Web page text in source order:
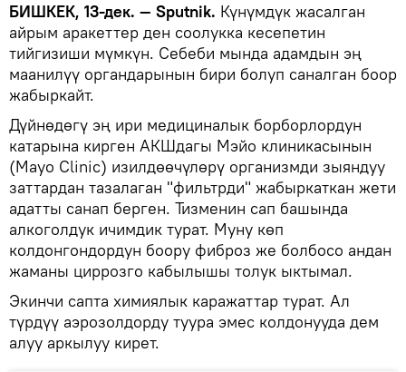
БИШКЕК, 13-дек. — Sputnik. Күнүмдүк жасалган
айрым аракеттер ден соолукка кесепетин
тийгизиши мүмкүн. Себеби мында адамдын эң
маанилүү органдарынын бири болуп саналган боор
жабыркайт.
Дүйнөдөгү эң ири медициналык борборлордун
катарына кирген АКШдагы Мэйо клиникасынын
(Mayo Clinic) изилдөөчүлөрү организмди зыяндуу
заттардан тазалаган "фильтрди" жабыркаткан жети
адатты санап берген. Тизменин сап башында
алкоголдук ичимдик турат. Муну көп
колдонгондордун боору фиброз же болбосо андан
жаманы циррозго кабылышы толук ыктымал.
Экинчи сапта химиялык каражаттар турат. Ал
түрдүү аэрозолдорду туура эмес колдонууда дем
алуу аркылуу кирет.